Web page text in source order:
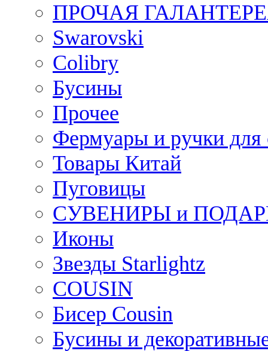
ПРОЧАЯ
Swarovski
Colibry
Бусины
Прочее
Фермуары и ручки для
Товары Китай
Пуговицы
СУВЕНИРЫ и
Иконы
Звезды Starlightz
COUSIN
Бисер Cousin
Бусины и